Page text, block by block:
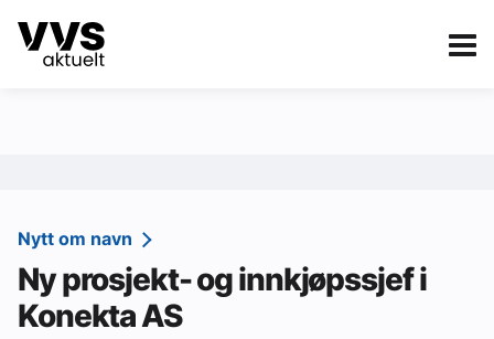
Kategorier
Sanitær
Ventilasjon
Varme og energi
Nytt om navn
Ny prosjekt- og innkjøpssjef i
Konekta AS